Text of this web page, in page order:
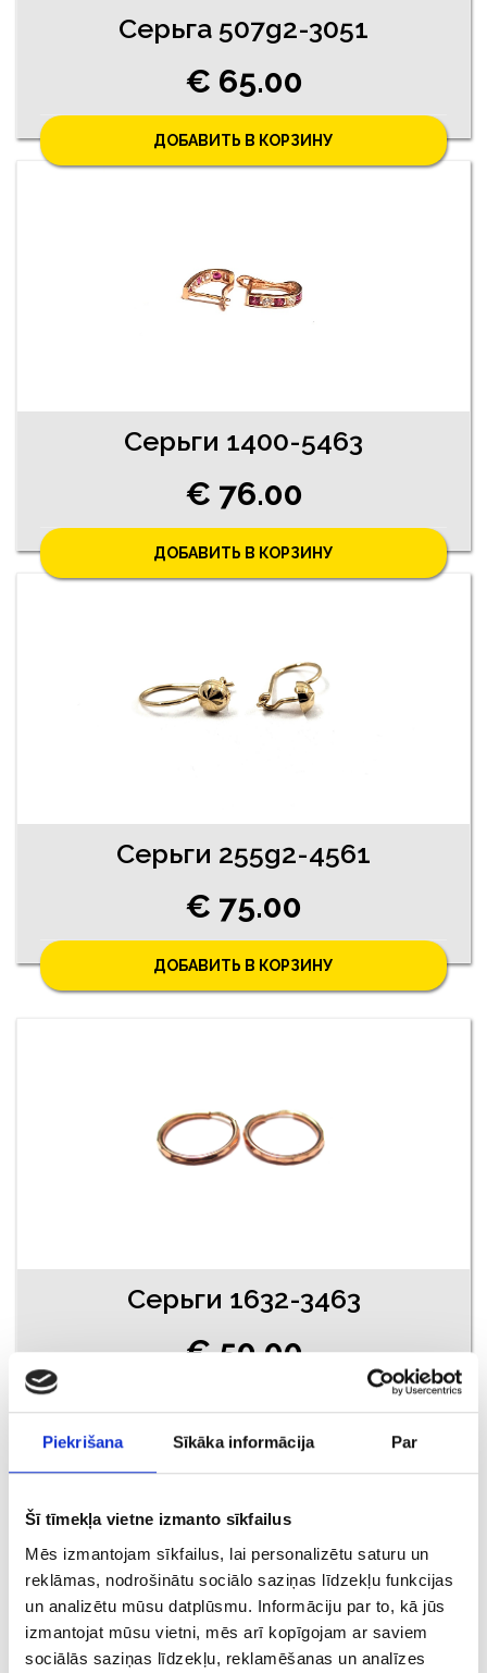
Piekrišana Sīkāka informācija Par
Šī tīmekļa vietne izmanto sīkfailus
Mēs izmantojam sīkfailus, lai personalizētu saturu un
reklāmas, nodrošinātu sociālo saziņas līdzekļu funkcijas
un analizētu mūsu datplūsmu. Informāciju par to, kā jūs
izmantojat mūsu vietni, mēs arī kopīgojam ar saviem
sociālās saziņas līdzekļu, reklamēšanas un analīzes
Серьгa 507g2-3051
€ 65.00
ДОБАВИТЬ В КОРЗИНУ
Cерьги 1400-5463
€ 76.00
ДОБАВИТЬ В КОРЗИНУ
Cерьги 255g2-4561
€ 75.00
ДОБАВИТЬ В КОРЗИНУ
Cерьги 1632-3463
€ 50.00
ДОБАВИТЬ В КОРЗИНУ